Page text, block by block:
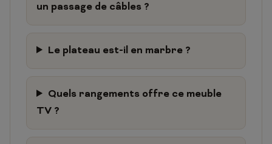
un passage de câbles ?
Le plateau est-il en marbre ?
Quels rangements offre ce meuble
TV ?